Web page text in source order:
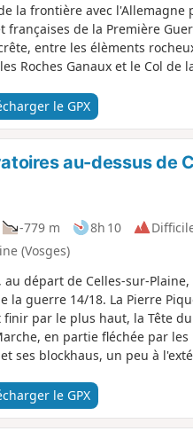
la frontière avec l'Allemagne
de la Première
entre les élèments
Roches Ganaux et le Col de
le GPX
au-dessus de
-779 m 8h 10
(Vosges)
départ de Celles-sur-
la guerre 14/18. La Pierre
par le plus haut, la Tête
en partie fléchée par
ses blockhaus, un peu à
le GPX